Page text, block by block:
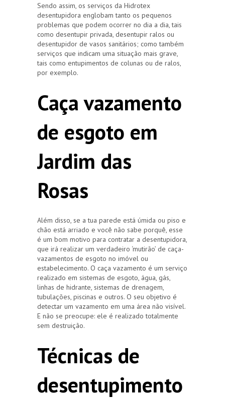
Sendo assim, os serviços da Hidrotex
desentupidora englobam tanto os pequenos
problemas que podem ocorrer no dia a dia, tais
como desentupir privada, desentupir ralos ou
desentupidor de vasos sanitários; como também
serviços que indicam uma situação mais grave,
tais como entupimentos de colunas ou de ralos,
por exemplo.
Caça vazamento
de esgoto em
Jardim das
Rosas
Além disso, se a tua parede está úmida ou piso e
chão está arriado e você não sabe porquê, esse
é um bom motivo para contratar a desentupidora,
que irá realizar um verdadeiro ‘mutirão’ de caça-
vazamentos de esgoto no imóvel ou
estabelecimento. O caça vazamento é um serviço
realizado em sistemas de esgoto, água, gás,
linhas de hidrante, sistemas de drenagem,
tubulações, piscinas e outros. O seu objetivo é
detectar um vazamento em uma área não visível.
E não se preocupe: ele é realizado totalmente
sem destruição.
Técnicas de
desentupimento